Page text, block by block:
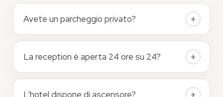
Avete un parcheggio privato?
La reception è aperta 24 ore su 24?
L’hotel dispone di ascensore?